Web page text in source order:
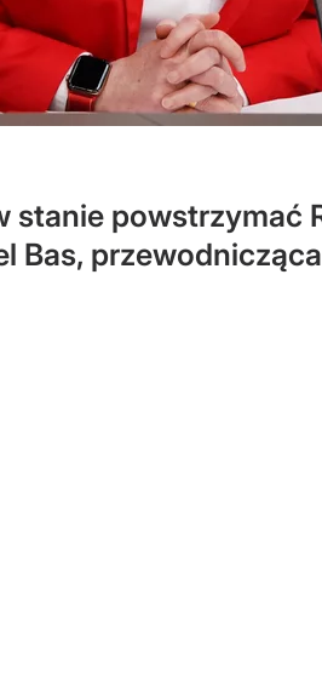
stanie powstrzymać
Bas,